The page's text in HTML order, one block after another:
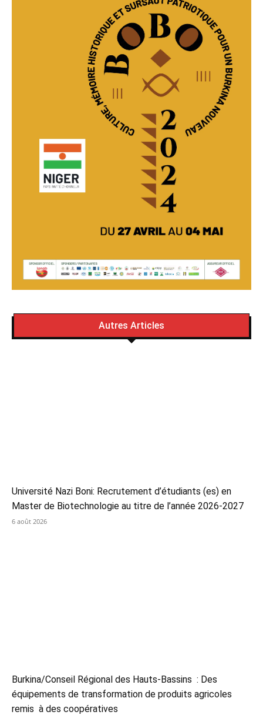
Autres Articles
Université Nazi Boni: Recrutement d’étudiants (es) en
Master de Biotechnologie au titre de l’année 2026-2027
6 août 2026
Burkina/Conseil Régional des Hauts-Bassins : Des
équipements de transformation de produits agricoles
remis à des coopératives